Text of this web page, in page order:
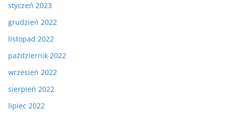
styczeń 2023
grudzień 2022
listopad 2022
październik 2022
wrzesień 2022
sierpień 2022
lipiec 2022